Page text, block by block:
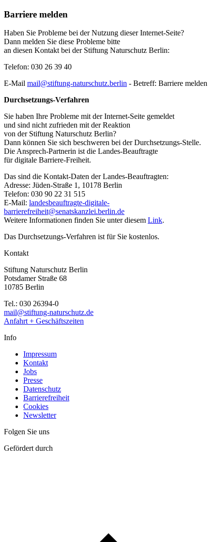
Barriere melden
Haben Sie Probleme bei der Nutzung dieser Internet-Seite?
Dann melden Sie diese Probleme bitte
an diesen Kontakt bei der Stiftung Naturschutz Berlin:
Telefon: 030 26 39 40
E-Mail mail@stiftung-naturschutz.berlin - Betreff: Barriere melden
Durchsetzungs-Verfahren
Sie haben Ihre Probleme mit der Internet-Seite gemeldet
und sind nicht zufrieden mit der Reaktion
von der Stiftung Naturschutz Berlin?
Dann können Sie sich beschweren bei der Durchsetzungs-Stelle.
Die Ansprech-Partnerin ist die Landes-Beauftragte
für digitale Barriere-Freiheit.
Das sind die Kontakt-Daten der Landes-Beauftragten:
Adresse: Jüden-Straße 1, 10178 Berlin
Telefon: 030 90 22 31 515
E-Mail: landesbeauftragte-digitale-
barrierefreiheit@senatskanzlei.berlin.de
Weitere Informationen finden Sie unter diesem Link.
Das Durchsetzungs-Verfahren ist für Sie kostenlos.
Kontakt
Stiftung Naturschutz Berlin
Potsdamer Straße 68
10785 Berlin
Tel.: 030 26394-0
mail@stiftung-naturschutz.de
Anfahrt + Geschäftszeiten
Info
Impressum
Kontakt
Jobs
Presse
Datenschutz
Barrierefreiheit
Cookies
Newsletter
Folgen Sie uns
Gefördert durch